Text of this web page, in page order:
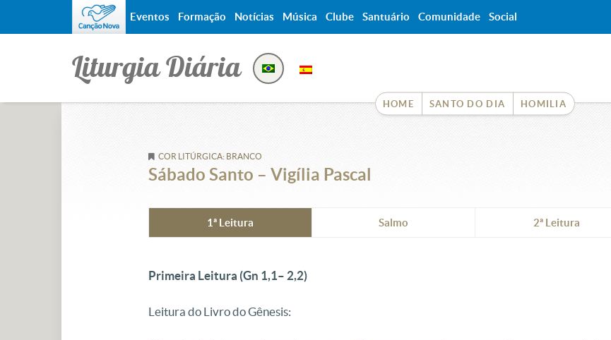
Liturgia Diária
HOME SANTO DO DIA HOMILIA
COR LITÚRGICA: BRANCO
Sábado Santo – Vigília Pascal
1ª Leitura Salmo 2ª Leitura
Primeira Leitura (Gn 1,1– 2,2)
Leitura do Livro do Gênesis:
Eventos Formação Notícias Música Clube Santuário Comunidade Social